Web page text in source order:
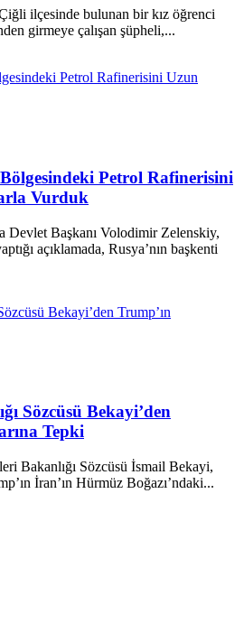
ilçesinde bulunan bir kız öğrenci
girmeye çalışan şüpheli,...
Petrol Rafinerisini
Vurduk
Başkanı Volodimir Zelenskiy,
açıklamada, Rusya’nın başkenti
Sözcüsü Bekayi’den
Tepki
Bakanlığı Sözcüsü İsmail Bekayi,
İran’ın Hürmüz Boğazı’ndaki...